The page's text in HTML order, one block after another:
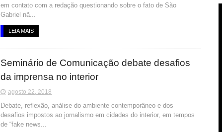
em contato com a redação questionando sobre o fato de São
Gabriel nã...
LEIA MAIS
Seminário de Comunicação debate desafios
da imprensa no interior
agosto 22, 2018
Debate, reflexão, análise do ambiente contemporâneo e dos
desafios impostos ao jornalismo em cidades do interior, em tempos
de “fake news...